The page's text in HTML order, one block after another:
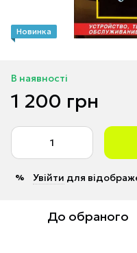
Новинка
В наявності
1 200 грн
% Увійти для
До обраного